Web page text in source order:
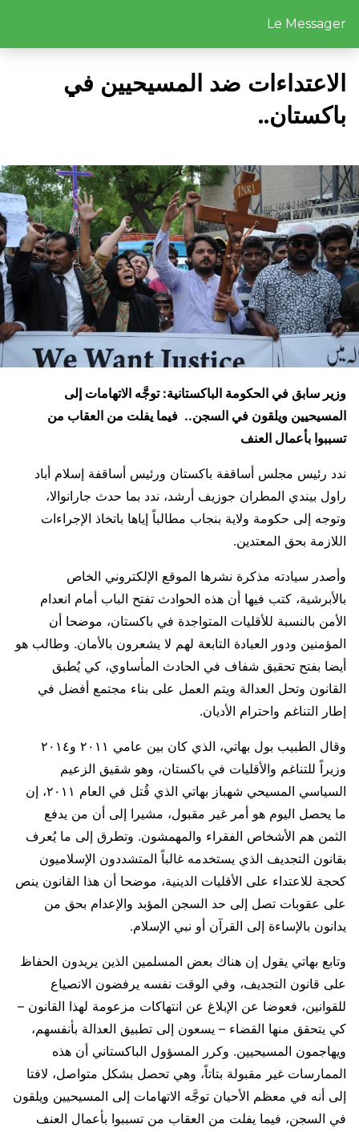
Le Messager
الاعتداءات ضد المسيحيين في
باكستان..
وزير سابق في الحكومة الباكستانية: توجَّه الاتهامات إلى
المسيحيين ويلقون في السجن.. فيما يفلت من العقاب من
تسببوا بأعمال العنف
ندد رئيس مجلس أساقفة باكستان ورئيس أساقفة إسلام أباد
راول بيندي المطران جوزيف أرشد، ندد بما حدث جارانوالا،
وتوجه إلى حكومة ولاية بنجاب مطالباً إياها باتخاذ الإجراءات
اللازمة بحق المعتدين.
وأصدر سيادته مذكرة نشرها الموقع الإلكتروني الخاص
بالأبرشية، كتب فيها أن هذه الحوادث تفتح الباب أمام انعدام
الأمن بالنسبة للأقليات المتواجدة في باكستان، موضحا أن
المؤمنين ودور العبادة التابعة لهم لا يشعرون بالأمان. وطالب هو
أيضا بفتح تحقيق شفاف في الحادث المأساوي، كي يُطبق
القانون وتحل العدالة ويتم العمل على بناء مجتمع أفضل في
إطار التناغم واحترام الأديان.
وقال الطبيب بول بهاتي، الذي كان بين عامي ٢٠١١ و٢٠١٤
وزيراً للتناغم والأقليات في باكستان، وهو شقيق الزعيم
السياسي المسيحي شهباز بهاتي الذي قُتل في العام ٢٠١١، إن
ما يحصل اليوم هو أمر غير مقبول، مشيرا إلى أن من يدفع
الثمن هم الأشخاص الفقراء والمهمشون. وتطرق إلى ما يُعرف
بقانون التجديف الذي يستخدمه غالباً المتشددون الإسلاميون
كحجة للاعتداء على الأقليات الدينية، موضحا أن هذا القانون ينص
على عقوبات تصل إلى حد السجن المؤبد والإعدام بحق من
يدانون بالإساءة إلى القرآن أو نبي الإسلام.
وتابع بهاتي يقول إن هناك بعض المسلمين الذين يريدون الحفاظ
على قانون التجديف، وفي الوقت نفسه يرفضون الانصياع
للقوانين، فعوضا عن الإبلاغ عن انتهاكات مزعومة لهذا القانون –
كي يتحقق منها القضاء – يسعون إلى تطبيق العدالة بأنفسهم،
ويهاجمون المسيحيين. وكرر المسؤول الباكستاني أن هذه
الممارسات غير مقبولة بتاتاً، وهي تحصل بشكل متواصل، لافتا
إلى أنه في معظم الأحيان توجَّه الاتهامات إلى المسيحيين ويلقون
في السجن، فيما يفلت من العقاب من تسببوا بأعمال العنف